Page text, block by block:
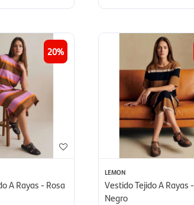
20
A Rayas - Rosa
LEMON
Vestido Tejido A Rayas -
Negro